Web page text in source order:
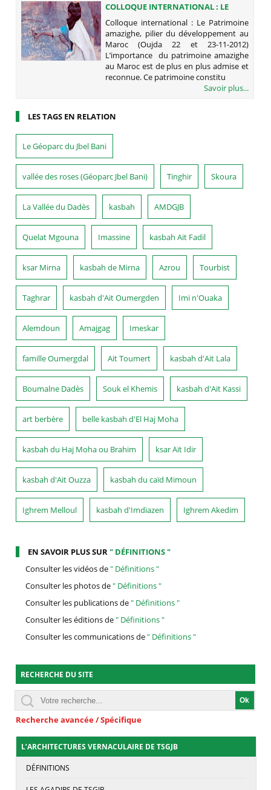
COLLOQUE INTERNATIONAL : LE
PATRIMOINE AMAZIGHE, PILIER DU
DÉVELOPPEMENT AU MAROC (OUJDA
22 ET 23-11-2012)
Colloque international : Le Patrimoine
amazighe, pilier du développement au
Maroc (Oujda 22 et 23-11-2012)
L’importance du patrimoine amazighe
au Maroc est de plus en plus admise et
reconnue. Ce patrimoine constitu
Savoir plus...
LES TAGS EN RELATION
Le Géoparc du Jbel Bani
vallée des roses (Géoparc Jbel Bani) Tinghir Skoura
La Vallée du Dadès kasbah AMDGJB
Quelat Mgouna Imassine kasbah Ait Fadil
ksar Mirna kasbah de Mirna Azrou Tourbist
Taghrar kasbah d'Ait Oumergden Imi n'Ouaka
Alemdoun Amajgag Imeskar
famille Oumergdal Ait Toumert kasbah d'Ait Lala
Boumalne Dadès Souk el Khemis kasbah d'Ait Kassi
art berbère belle kasbah d'El Haj Moha
kasbah du Haj Moha ou Brahim ksar Aït Idir
kasbah d'Ait Ouzza kasbah du caïd Mimoun
Ighrem Melloul kasbah d'Imdiazen Ighrem Akedim
EN SAVOIR PLUS SUR" DÉFINITIONS "
Consulter les vidéos de" Définitions "
Consulter les photos de" Définitions "
Consulter les publications de" Définitions "
Consulter les éditions de" Définitions "
Consulter les communications de" Définitions "
RECHERCHE DU SITE
Recherche avancée / Spécifique
L’ARCHITECTURES VERNACULAIRE DE TSGJB
DÉFINITIONS